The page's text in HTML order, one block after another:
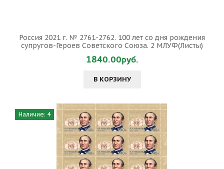
Россия 2021 г. № 2761-2762. 100 лет со дня рождения
супругов-Героев Советского Союза. 2 МЛУФ(Листы)
1840.00руб.
В КОРЗИНУ
Наличие: 4